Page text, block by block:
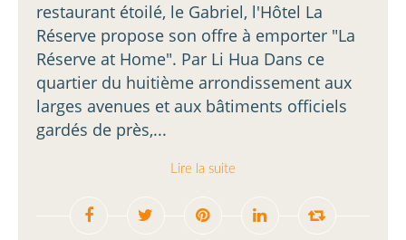
restaurant étoilé, le Gabriel, l'Hôtel La
Réserve propose son offre à emporter "La
Réserve at Home". Par Li Hua Dans ce
quartier du huitième arrondissement aux
larges avenues et aux bâtiments officiels
gardés de près,...
Lire la suite